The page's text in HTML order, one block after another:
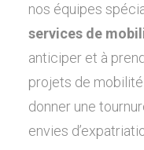
nos équipes
services de
anticiper et à
projets de
donner une
envies